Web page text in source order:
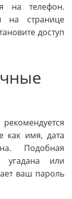
на телефон.
на странице
доступ
как имя, дата
Подобная
или
ваш пароль